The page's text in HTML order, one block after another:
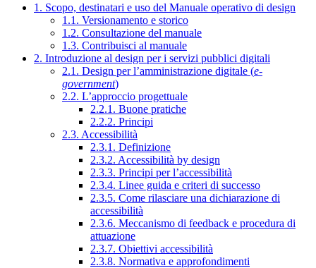
1. Scopo, destinatari e uso del Manuale operativo di design
1.1. Versionamento e storico
1.2. Consultazione del manuale
1.3. Contribuisci al manuale
2. Introduzione al design per i servizi pubblici digitali
2.1. Design per l’amministrazione digitale (e-
government)
2.2. L’approccio progettuale
2.2.1. Buone pratiche
2.2.2. Principi
2.3. Accessibilità
2.3.1. Definizione
2.3.2. Accessibilità by design
2.3.3. Principi per l’accessibilità
2.3.4. Linee guida e criteri di successo
2.3.5. Come rilasciare una dichiarazione di
accessibilità
2.3.6. Meccanismo di feedback e procedura di
attuazione
2.3.7. Obiettivi accessibilità
2.3.8. Normativa e approfondimenti